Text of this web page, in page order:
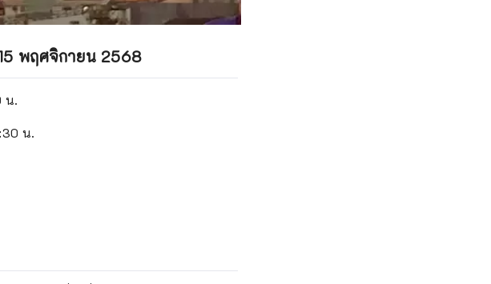
พฤศจิกายน 2568
น.
น.